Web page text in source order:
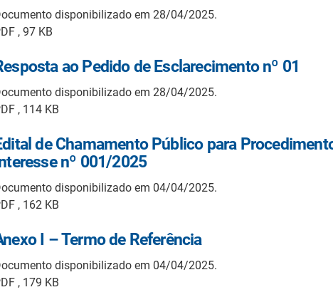
disponibilizado em 28/04/2025.
, 97 KB
ao Pedido de Esclarecimento nº 01
disponibilizado em 28/04/2025.
, 114 KB
de Chamamento Público para
nº 001/2025
disponibilizado em 04/04/2025.
, 162 KB
I – Termo de Referência
disponibilizado em 04/04/2025.
, 179 KB